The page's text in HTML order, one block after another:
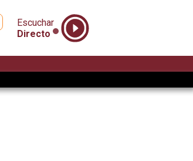
Escuchar
Directo